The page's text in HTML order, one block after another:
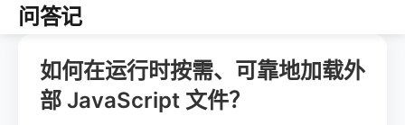
问答记
如何在运行时按需、可靠地加载外
部 JavaScript 文件？